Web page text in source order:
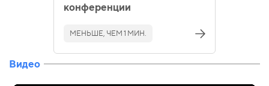
конференции
МЕНЬШЕ, ЧЕМ 1 МИН.
Видео